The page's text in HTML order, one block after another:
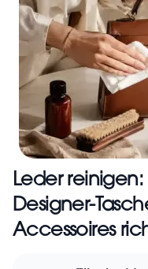
Leder
Designer-
Accessoires